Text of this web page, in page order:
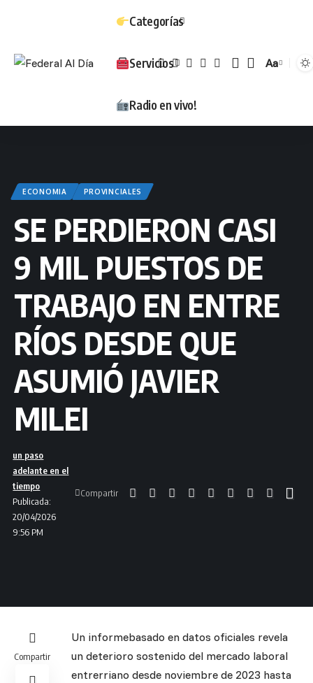
Categorías
Servicios
Radio en vivo!
Tamaño
Aa
ECONOMIA PROVINCIALES
SE PERDIERON CASI
9 MIL PUESTOS DE
TRABAJO EN ENTRE
RÍOS DESDE QUE
ASUMIÓ JAVIER
MILEI
Publicada:
20/04/2026
9:56 PM
un paso
adelante en el
tiempo
Compartir
Compartir
Un informebasado en datos oficiales revela
un deterioro sostenido del mercado laboral
entrerriano desde noviembre de 2023 hasta